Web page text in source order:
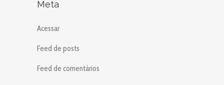
Meta
Acessar
Feed de posts
Feed de comentários